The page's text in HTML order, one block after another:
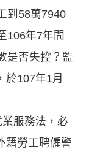
到58萬7940
106年7年間
是否失控？監
於107年1月
服務法，必
籍勞工聘僱警